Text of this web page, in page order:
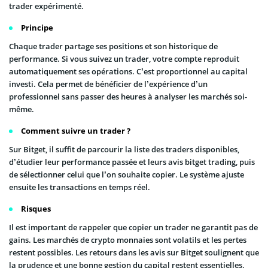
trader expérimenté.
Principe
Chaque trader partage ses positions et son historique de
performance. Si vous suivez un trader, votre compte reproduit
automatiquement ses opérations. C’est proportionnel au capital
investi. Cela permet de bénéficier de l’expérience d’un
professionnel sans passer des heures à analyser les marchés soi-
même.
Comment suivre un trader ?
Sur Bitget, il suffit de parcourir la liste des traders disponibles,
d’étudier leur performance passée et leurs avis bitget trading, puis
de sélectionner celui que l’on souhaite copier. Le système ajuste
ensuite les transactions en temps réel.
Risques
Il est important de rappeler que copier un trader ne garantit pas de
gains. Les marchés de crypto monnaies sont volatils et les pertes
restent possibles. Les retours dans les avis sur Bitget soulignent que
la prudence et une bonne gestion du capital restent essentielles.